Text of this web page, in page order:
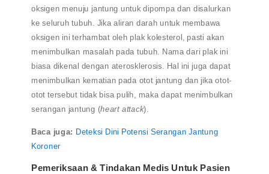
oksigen menuju jantung untuk dipompa dan disalurkan
ke seluruh tubuh. Jika aliran darah untuk membawa
oksigen ini terhambat oleh plak kolesterol, pasti akan
menimbulkan masalah pada tubuh. Nama dari plak ini
biasa dikenal dengan aterosklerosis. Hal ini juga dapat
menimbulkan kematian pada otot jantung dan jika otot-
otot tersebut tidak bisa pulih, maka dapat menimbulkan
serangan jantung (heart attack).
Baca juga: Deteksi Dini Potensi Serangan Jantung
Koroner
Pemeriksaan & Tindakan Medis Untuk Pasien